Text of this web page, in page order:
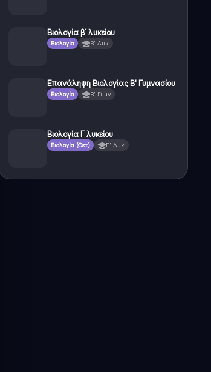
Βιολογία β´ λυκείου
Βιολογία Β' Λυκ.
Επανάληψη Βιολογίας Β' Γυμνασίου
Βιολογία Β' Γυμν.
Βιολογία Γ λυκείου
Βιολογία (Θετ.) Γ' Λυκ.